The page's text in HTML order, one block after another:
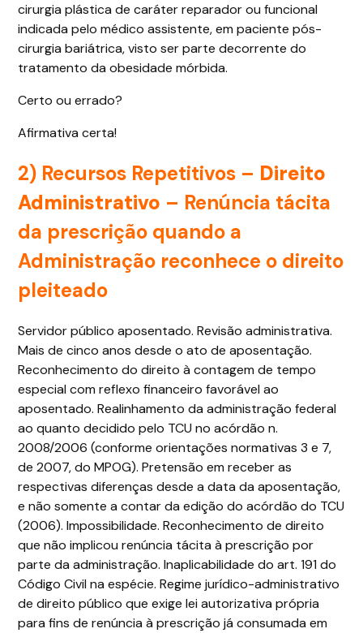
cirurgia plástica de caráter reparador ou funcional
indicada pelo médico assistente, em paciente pós-
cirurgia bariátrica, visto ser parte decorrente do
tratamento da obesidade mórbida.
Certo ou errado?
Afirmativa certa!
2) Recursos Repetitivos – Direito
Administrativo – Renúncia tácita
da prescrição quando a
Administração reconhece o direito
pleiteado
Servidor público aposentado. Revisão administrativa.
Mais de cinco anos desde o ato de aposentação.
Reconhecimento do direito à contagem de tempo
especial com reflexo financeiro favorável ao
aposentado. Realinhamento da administração federal
ao quanto decidido pelo TCU no acórdão n.
2008/2006 (conforme orientações normativas 3 e 7,
de 2007, do MPOG). Pretensão em receber as
respectivas diferenças desde a data da aposentação,
e não somente a contar da edição do acórdão do TCU
(2006). Impossibilidade. Reconhecimento de direito
que não implicou renúncia tácita à prescrição por
parte da administração. Inaplicabilidade do art. 191 do
Código Civil na espécie. Regime jurídico-administrativo
de direito público que exige lei autorizativa própria
para fins de renúncia à prescrição já consumada em